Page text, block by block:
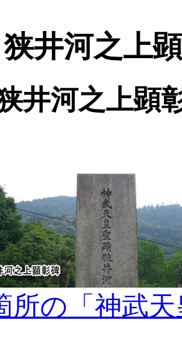
井河之上
井河之上顕
所の「神武